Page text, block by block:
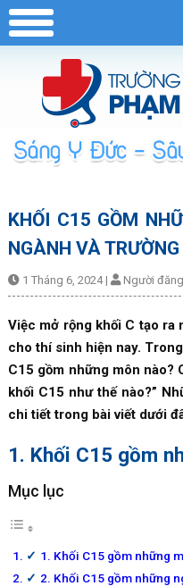
KHỐI C15 GỒM
NGÀNH VÀ
1 Tháng 6, 2024 | Người
Việc mở rộng khối C tạo ra
cho thí sinh hiện nay.
C15 gồm những môn nào?
khối C15 như thế nào?”
chi tiết trong bài viết dưới
1. Khối C15 gồm
Mục lục
1. Khối C15 gồm những
2. Khối C15 gồm những